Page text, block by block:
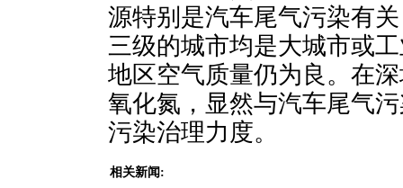
源特别是汽车尾气污染有
三级的城市均是大城市或
地区空气质量仍为良。在
氧化氮，显然与汽车尾气
污染治理力度。
相关新闻: